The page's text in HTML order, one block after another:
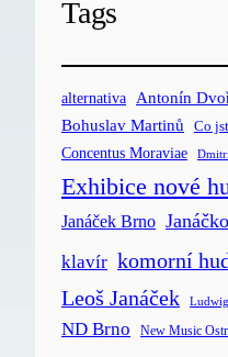
Tags
alternativa Antonín
Bohuslav Martinů Co
Concentus Moraviae
Exhibice nové
Janáček Brno
klavír komorní
Leoš Janáček
ND Brno New Music